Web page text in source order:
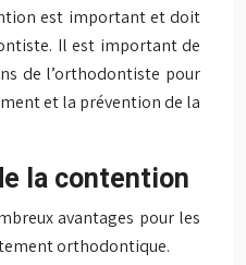
est important et doit
Il est important de
de l’orthodontiste pour
et la prévention de la
la contention
avantages pour les
orthodontique.